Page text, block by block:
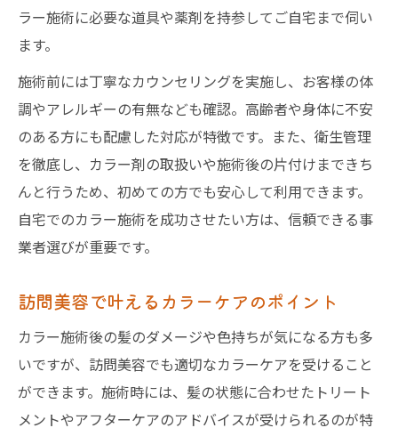
ラー施術に必要な道具や薬剤を持参してご自宅まで伺い
ます。
施術前には丁寧なカウンセリングを実施し、お客様の体
調やアレルギーの有無なども確認。高齢者や身体に不安
のある方にも配慮した対応が特徴です。また、衛生管理
を徹底し、カラー剤の取扱いや施術後の片付けまできち
んと行うため、初めての方でも安心して利用できます。
自宅でのカラー施術を成功させたい方は、信頼できる事
業者選びが重要です。
訪問美容で叶えるカラーケアのポイント
カラー施術後の髪のダメージや色持ちが気になる方も多
いですが、訪問美容でも適切なカラーケアを受けること
ができます。施術時には、髪の状態に合わせたトリート
メントやアフターケアのアドバイスが受けられるのが特